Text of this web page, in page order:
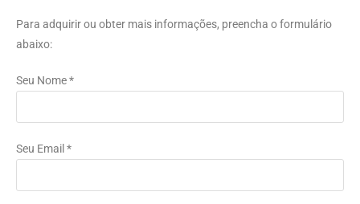
Para adquirir ou obter mais informações, preencha o formulário
abaixo:
Seu Nome *
Seu Email *